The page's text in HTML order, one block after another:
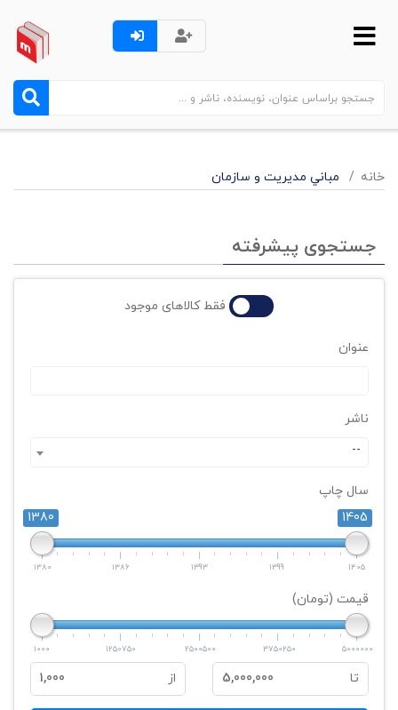
خانه مباني مديريت و سازمان
جستجوی پیشرفته
فقط کالاهای موجود
عنوان
ناشر
--
سال چاپ
1380
1405
1380 1386 1393 1399 1405
قیمت (تومان)
1000 1250750 2500500 3750250 5000000
تا 5,000,000 از 1,000